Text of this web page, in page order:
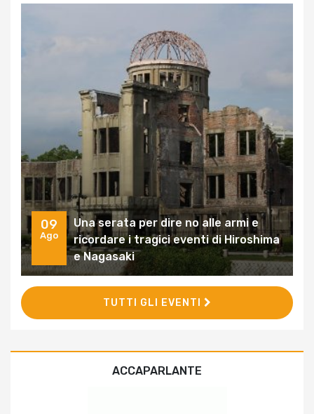
09
Ago
Una serata per dire no alle armi e
ricordare i tragici eventi di Hiroshima
e Nagasaki
TUTTI GLI EVENTI
ACCAPARLANTE